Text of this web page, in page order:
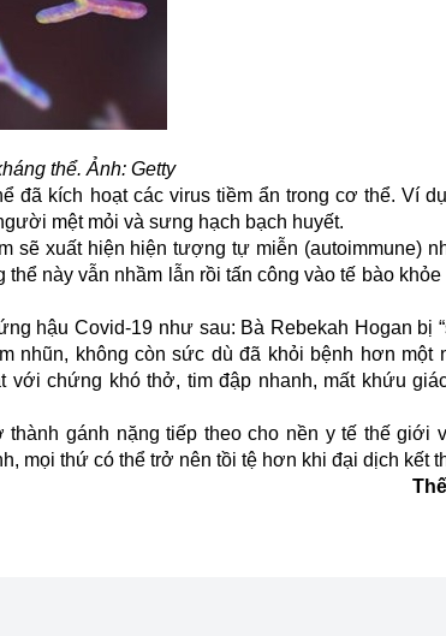
thể. Ảnh: Getty
đã kích hoạt các virus tiềm ẩn trong cơ thể. Ví
mệt mỏi và sưng hạch bạch huyết.
sẽ xuất hiện hiện tượng tự miễn (autoimmune)
này vẫn nhầm lẫn rồi tấn công vào tế bào khỏe
hậu Covid-19 như sau: Bà Rebekah Hogan bị
nhũn, không còn sức dù đã khỏi bệnh hơn một
chứng khó thở, tim đập nhanh, mất khứu
gánh nặng tiếp theo cho nền y tế thế giới
mọi thứ có thể trở nên tồi tệ hơn khi đại dịch kết